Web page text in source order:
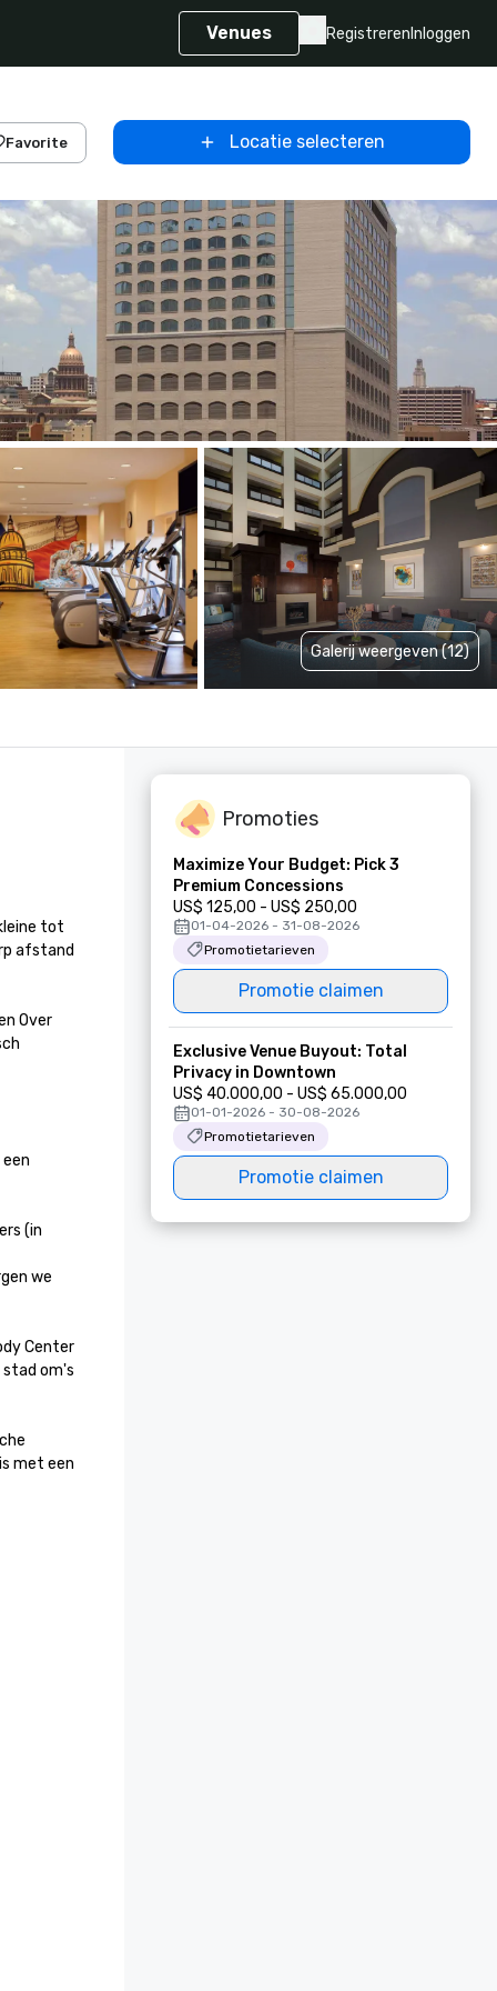
Venues Registreren Inloggen
Favorite Locatie selecteren
Galerij weergeven (12)
tot
afstand
Over
(in
we
Center
stad om's
met een
Promoties
Maximize Your Budget: Pick 3
Premium Concessions
US$ 125,00 - US$ 250,00
01-04-2026 - 31-08-2026
Promotietarieven
Promotie claimen
Exclusive Venue Buyout: Total
Privacy in Downtown
US$ 40.000,00 - US$ 65.000,00
01-01-2026 - 30-08-2026
Promotietarieven
Promotie claimen